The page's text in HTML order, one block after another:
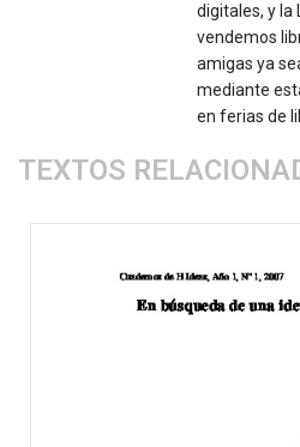
digitales, y la
vendemos
amigas ya
mediante
en ferias de
TEXTOS